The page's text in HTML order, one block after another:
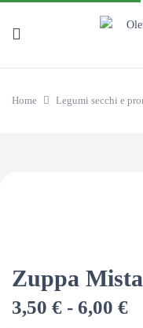
Home Legumi secchi e
Zuppa
3,50 € - 6,00 €